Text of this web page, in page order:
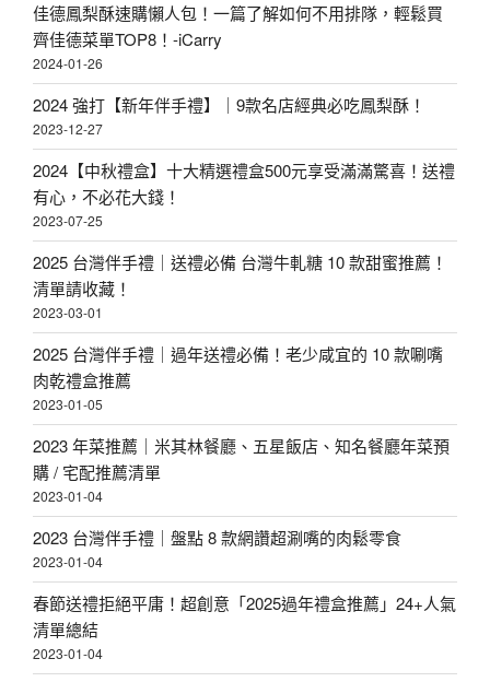
佳德鳳梨酥速購懶人包！一篇了解如何不用排隊，輕鬆買
齊佳德菜單TOP8！-iCarry
2024-01-26
2024 強打【新年伴手禮】｜9款名店經典必吃鳳梨酥！
2023-12-27
2024【中秋禮盒】十大精選禮盒500元享受滿滿驚喜！送禮
有心，不必花大錢！
2023-07-25
2025 台灣伴手禮｜送禮必備 台灣牛軋糖 10 款甜蜜推薦！
清單請收藏！
2023-03-01
2025 台灣伴手禮｜過年送禮必備！老少咸宜的 10 款唰嘴
肉乾禮盒推薦
2023-01-05
2023 年菜推薦｜米其林餐廳、五星飯店、知名餐廳年菜預
購 / 宅配推薦清單
2023-01-04
2023 台灣伴手禮｜盤點 8 款網讚超涮嘴的肉鬆零食
2023-01-04
春節送禮拒絕平庸！超創意「2025過年禮盒推薦」24+人氣
清單總結
2023-01-04